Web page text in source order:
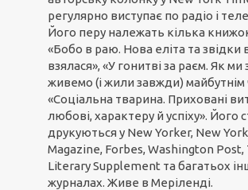
регулярно виступає по радіо і
Його перу належать кілька
«Бобо в раю. Нова еліта та звідки
взялася», «У гонитві за раєм. Як ми
живемо (і жили завжди) майбутнім
«Соціальна тварина. Приховані
любові, характеру й успіху». Його
друкуються у New Yorker, New
Magazine, Forbes, Washington Post,
Literary Supplement та багатьох
журналах. Живе в Меріленді.